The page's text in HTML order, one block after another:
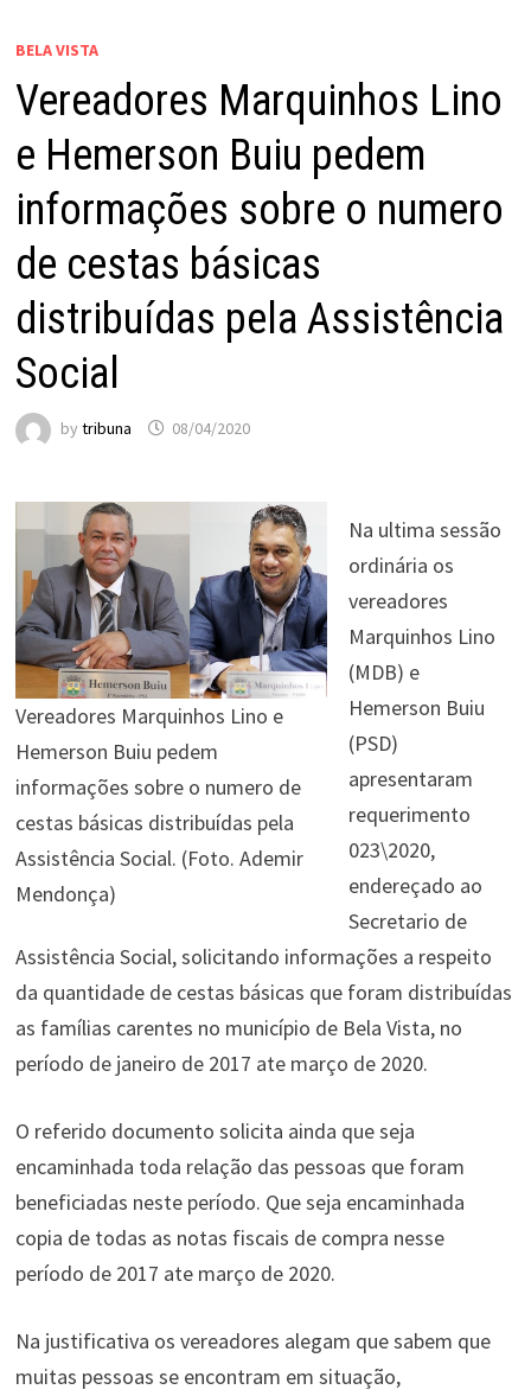
BELA VISTA
Vereadores Marquinhos Lino
e Hemerson Buiu pedem
informações sobre o numero
de cestas básicas
distribuídas pela Assistência
Social
by tribuna 08/04/2020
Vereadores Marquinhos Lino e
Hemerson Buiu pedem
informações sobre o numero de
cestas básicas distribuídas pela
Assistência Social. (Foto. Ademir
Mendonça)
Na ultima sessão
ordinária os
vereadores
Marquinhos Lino
(MDB) e
Hemerson Buiu
(PSD)
apresentaram
requerimento
023\2020,
endereçado ao
Secretario de
Assistência Social, solicitando informações a respeito
da quantidade de cestas básicas que foram distribuídas
as famílias carentes no município de Bela Vista, no
período de janeiro de 2017 ate março de 2020.
O referido documento solicita ainda que seja
encaminhada toda relação das pessoas que foram
beneficiadas neste período. Que seja encaminhada
copia de todas as notas fiscais de compra nesse
período de 2017 ate março de 2020.
Na justificativa os vereadores alegam que sabem que
muitas pessoas se encontram em situação,